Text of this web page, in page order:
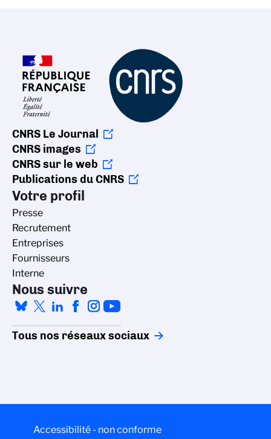
CNRS Le Journal
CNRS images
CNRS sur le web
Publications du CNRS
Votre profil
Presse
Recrutement
Entreprises
Fournisseurs
Interne
Nous suivre
Tous nos réseaux sociaux
Accessibilité - non conforme